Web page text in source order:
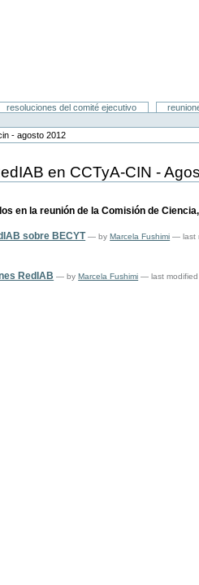
resoluciones del comité ejecutivo
- agosto 2012
en CCTyA-CIN -
en la reunión de la Comisión de
sobre BECYT —byMarcela Fushimi — last
RedIAB —byMarcela Fushimi — last